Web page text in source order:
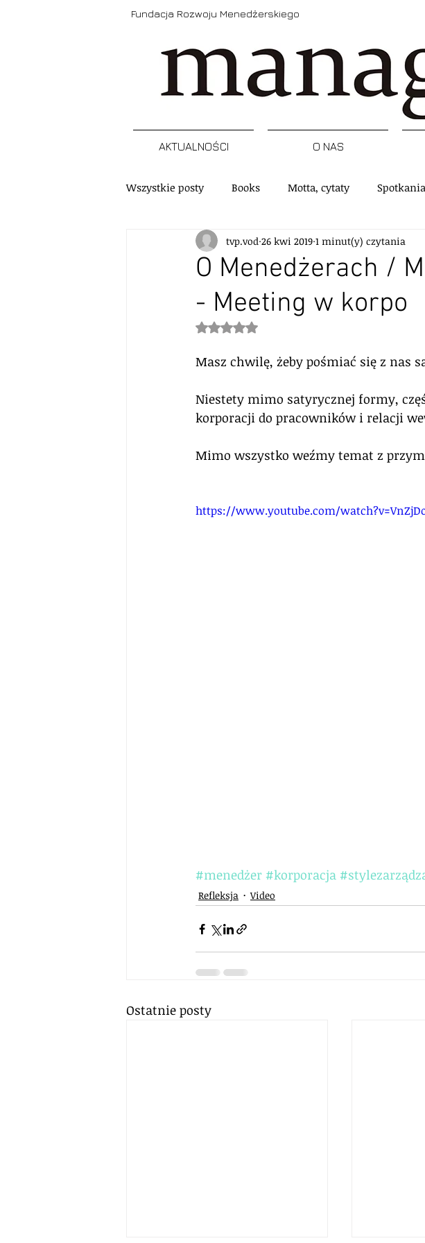
Fundacja Rozwoju Menedżerskiego
AKTUALNOŚCI O NAS
Wszystkie posty Books Motta, cytaty
Narzędzia Refleksja Artykuły Podcast
Szkolenia, programy, certyfikacje Postacie
O Menedżerach /
- Meeting w korpo
tvp.vod 26 kwi 2019 1 minut(y) czytania
Oceniono na NaN z 5 gwiazdek.
Masz chwilę, żeby pośmiać się z nas
Niestety mimo satyrycznej formy,
korporacji do pracowników i relacji
Mimo wszystko weźmy temat z
https://www.youtube.com/
#menedżer #korporacja
Refleksja Video
Ostatnie posty